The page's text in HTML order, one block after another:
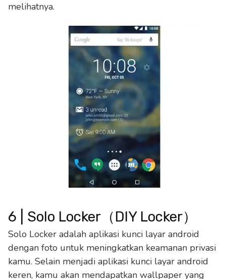
melihatnya.
6 | Solo Locker（DIY Locker）
Solo Locker adalah aplikasi kunci layar android
dengan foto untuk meningkatkan keamanan privasi
kamu. Selain menjadi aplikasi kunci layar android
keren, kamu akan mendapatkan wallpaper yang